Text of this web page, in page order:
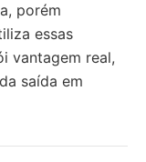
porém
essas
vantagem real,
saída em